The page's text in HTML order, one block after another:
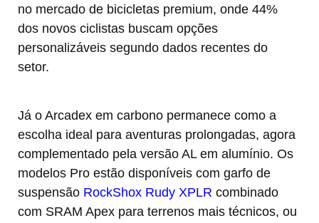
no mercado de bicicletas premium, onde 44%
dos novos ciclistas buscam opções
personalizáveis segundo dados recentes do
setor.
Já o Arcadex em carbono permanece como a
escolha ideal para aventuras prolongadas, agora
complementado pela versão AL em alumínio. Os
modelos Pro estão disponíveis com garfo de
suspensão RockShox Rudy XPLR combinado
com SRAM Apex para terrenos mais técnicos, ou